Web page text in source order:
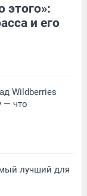
этого»:
и его
Wildberries
— что
лучший для